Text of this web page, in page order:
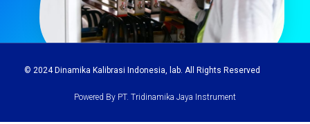
© 2024 Dinamika Kalibrasi Indonesia, lab. All Rights Reserved
Powered By PT. Tridinamika Jaya Instrument